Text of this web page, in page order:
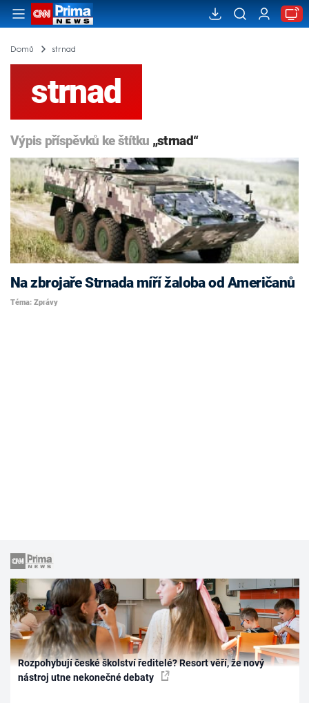
Domů strnad
strnad
Výpis příspěvků ke štítku „strnad“
Na zbrojaře Strnada míří žaloba od Američanů
Téma: Zprávy
Rozpohybují české školství ředitelé? Resort věří, že nový
nástroj utne nekonečné debaty